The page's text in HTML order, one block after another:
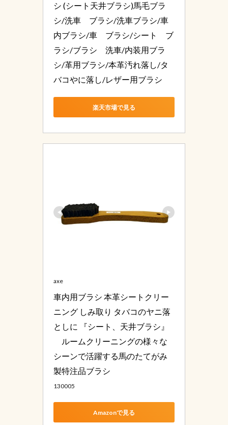
シ (シート天井ブラシ)馬毛ブラ
シ/洗車　ブラシ/洗車ブラシ/車
内ブラシ/車　ブラシ/シート　ブ
ラシ/ブラシ　洗車/内装用ブラ
シ/革用ブラシ/本革汚れ落し/タ
バコやに落し/レザー用ブラシ
楽天市場で見る
axe
車内用ブラシ 本革シートクリー
ニング しみ取り タバコのヤニ落
としに 『シート、天井ブラシ』
ルームクリーニングの様々な
シーンで活躍する馬のたてがみ
製特注品ブラシ
130005
Amazonで見る